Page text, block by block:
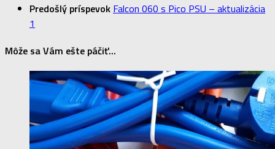
Predošlý príspevok Falcon 060 s Pico PSU – aktualizácia
1
Môže sa Vám ešte páčiť...